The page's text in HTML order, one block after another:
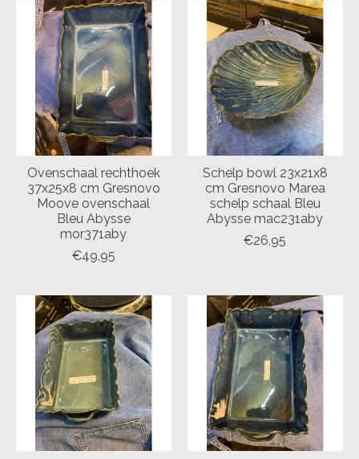
Ovenschaal rechthoek
37x25x8 cm Gresnovo
Moove ovenschaal
Bleu Abysse
mor371aby
€49,95
Schelp bowl 23x21x8
cm Gresnovo Marea
schelp schaal Bleu
Abysse mac231aby
€26,95